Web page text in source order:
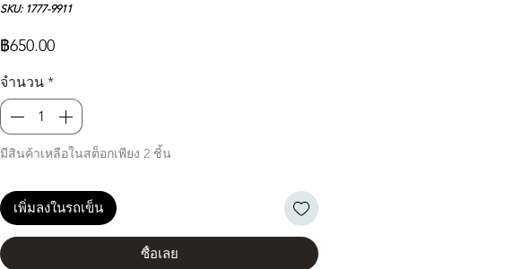
SKU: 1777-9911
฿650.00ราคา
จำนวน *
มีสินค้าเหลือในสต็อกเพียง 2 ชิ้น
เพิ่มลงในรถเข็น
ซื้อเลย